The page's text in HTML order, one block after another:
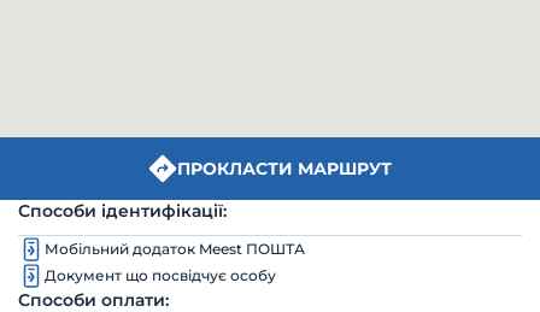
ПРОКЛАСТИ МАРШРУТ
Способи ідентифікації:
Мобільний додаток Meest ПОШТА
Документ що посвідчує особу
Способи оплати: